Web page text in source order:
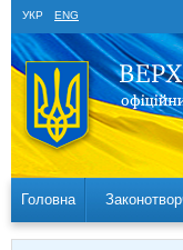
УКР ENG
Головна